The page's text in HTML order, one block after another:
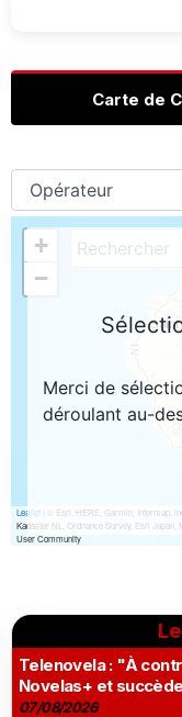
Carte de
Telenovela : "À
Novelas+ et
07/08/2026